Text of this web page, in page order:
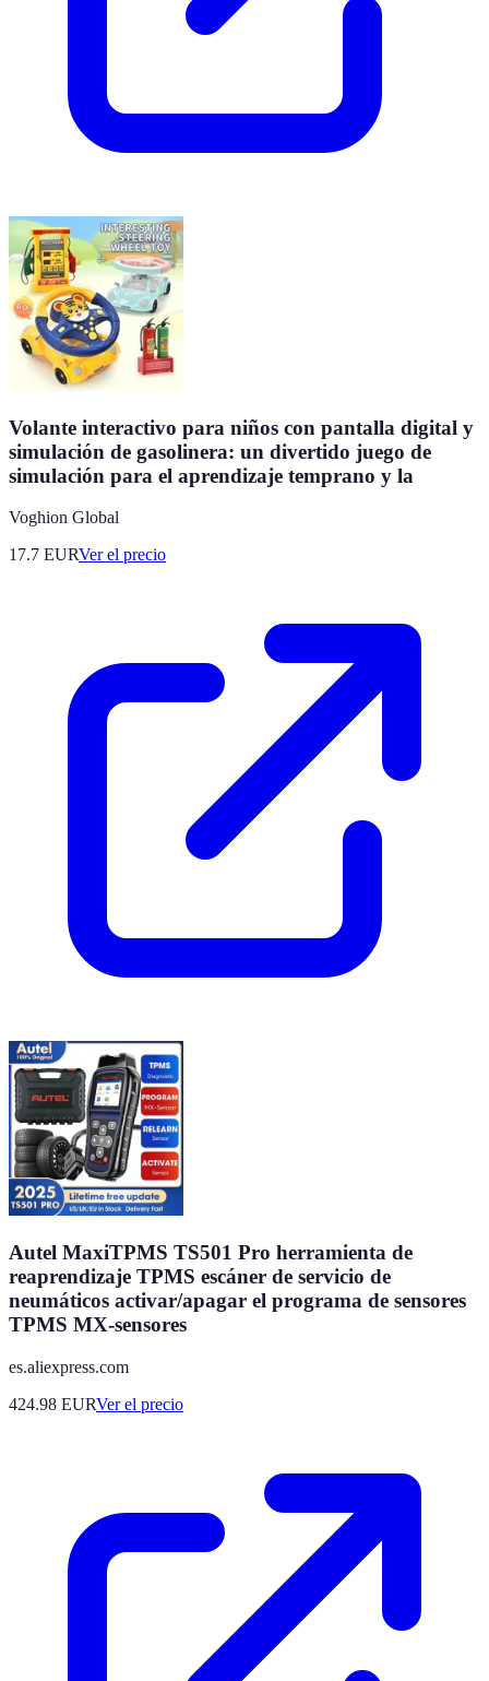
Volante interactivo para niños con pantalla digital y
simulación de gasolinera: un divertido juego de
simulación para el aprendizaje temprano y la
Voghion Global
17.7 EURVer el precio
Autel MaxiTPMS TS501 Pro herramienta de
reaprendizaje TPMS escáner de servicio de
neumáticos activar/apagar el programa de sensores
TPMS MX-sensores
es.aliexpress.com
424.98 EURVer el precio